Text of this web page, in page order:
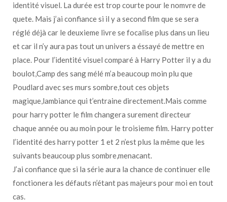
identité visuel. La durée est trop courte pour le nomvre de
quete. Mais j’ai confiance si il y a second film que se sera
réglé déjà car le deuxieme livre se focalise plus dans un lieu
et car il n’y aura pas tout un univers a éssayé de mettre en
place. Pour l’identité visuel comparé à Harry Potter il y a du
boulot,Camp des sang mélé m’a beaucoup moin plu que
Poudlard avec ses murs sombre,tout ces objets
magique,lambiance qui t’entraine directement.Mais comme
pour harry potter le film changera surement directeur
chaque année ou au moin pour le troisieme film. Harry potter
l’identité des harry potter 1 et 2 n’est plus la même que les
suivants beaucoup plus sombre,menacant.
J’ai confiance que si la série aura la chance de continuer elle
fonctionera les défauts n’étant pas majeurs pour moi en tout
cas.